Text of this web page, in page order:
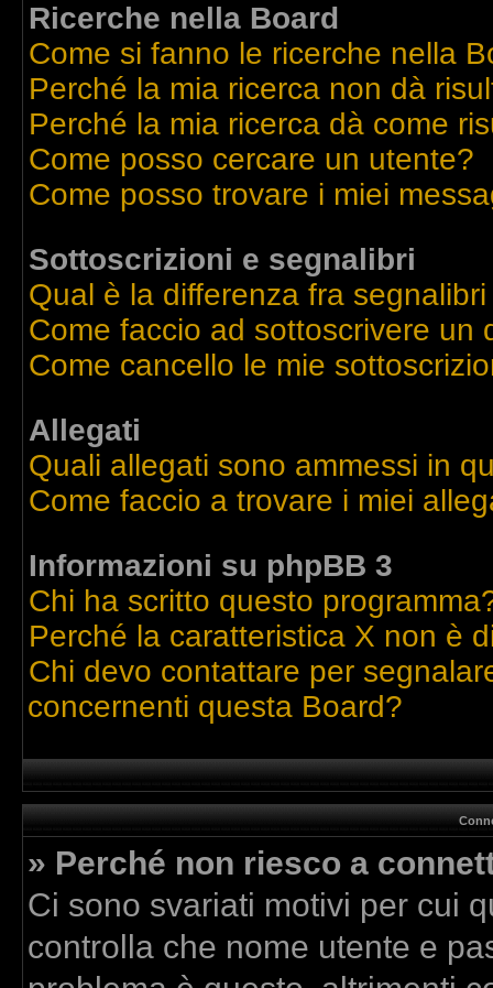
Ricerche nella Board
Come si fanno le ricerche nella
Perché la mia ricerca non dà
Perché la mia ricerca dà come
Come posso cercare un utente?
Come posso trovare i miei
Sottoscrizioni e segnalibri
Qual è la differenza fra
Come faccio ad sottoscrivere un
Come cancello le mie
Allegati
Quali allegati sono ammessi in
Come faccio a trovare i miei
Informazioni su phpBB 3
Chi ha scritto questo
Perché la caratteristica X non è
Chi devo contattare per
concernenti questa Board?
» Perché non riesco a
Ci sono svariati motivi per cui
controlla che nome utente e